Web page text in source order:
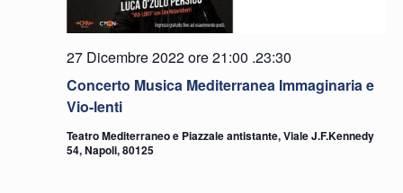
Concerto Musica Mediterranea Immaginaria e
Vio-lenti
27 Dicembre 2022 ore 21:00 .23:30
Teatro Mediterraneo e Piazzale antistante, Viale J.F.Kennedy
54, Napoli, 80125